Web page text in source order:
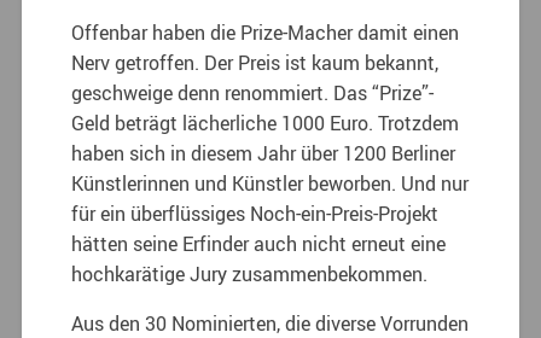
Offenbar haben die Prize-Macher damit einen
Nerv getroffen. Der Preis ist kaum bekannt,
geschweige denn renommiert. Das “Prize”-
Geld beträgt lächerliche 1000 Euro. Trotzdem
haben sich in diesem Jahr über 1200 Berliner
Künstlerinnen und Künstler beworben. Und nur
für ein überflüssiges Noch-ein-Preis-Projekt
hätten seine Erfinder auch nicht erneut eine
hochkarätige Jury zusammenbekommen.
Aus den 30 Nominierten, die diverse Vorrunden